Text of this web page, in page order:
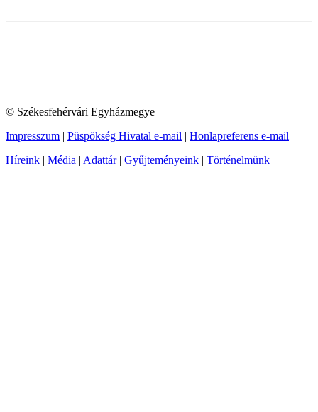
© Székesfehérvári Egyházmegye
Impresszum | Püspökség Hivatal e-mail | Honlapreferens e-mail
Híreink | Média | Adattár| Gyűjteményeink | Történelmünk